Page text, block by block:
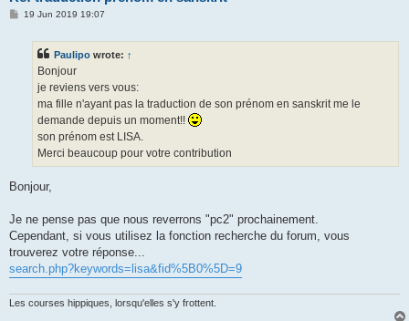
P19 Jun 2019 19:07
Paulipo wrote: ↑
Bonjour
je reviens vers vous:
ma fille n'ayant pas la traduction de son prénom en sanskrit me le
demande depuis un moment!!
son prénom est LISA.
Merci beaucoup pour votre contribution
Bonjour,
Je ne pense pas que nous reverrons "pc2" prochainement.
Cependant, si vous utilisez la fonction recherche du forum, vous
trouverez votre réponse...
search.php?keywords=lisa&fid%5B0%5D=9
Les courses hippiques, lorsqu'elles s'y frottent.